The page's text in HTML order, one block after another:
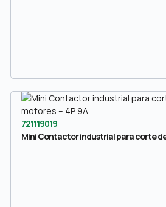
721119019
Mini Contactor industrial para corte